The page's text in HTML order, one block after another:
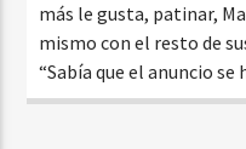
más le gusta, patinar,
mismo con el resto de
“Sabía que el anuncio